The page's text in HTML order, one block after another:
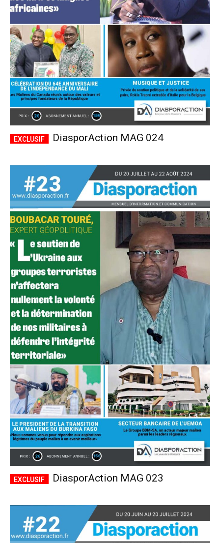
DiasporAction MAG 024
DiasporAction MAG 023